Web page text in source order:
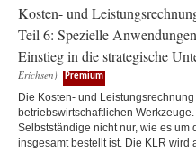
Kosten- und
Teil 6: Spezielle
Einstieg in die strategische
Erichsen)
Premium
Die Kosten- und
betriebswirtschaftlichen
Selbstständige nicht nur, wie es um
insgesamt bestellt ist. Die KLR wird